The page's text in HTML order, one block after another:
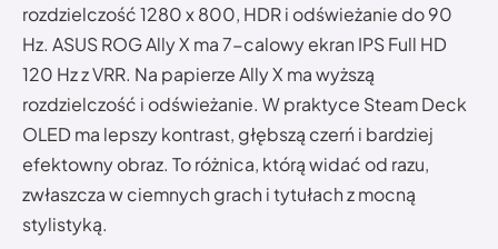
rozdzielczość 1280 x 800, HDR i odświeżanie do 90
Hz. ASUS ROG Ally X ma 7-calowy ekran IPS Full HD
120 Hz z VRR. Na papierze Ally X ma wyższą
rozdzielczość i odświeżanie. W praktyce Steam Deck
OLED ma lepszy kontrast, głębszą czerń i bardziej
efektowny obraz. To różnica, którą widać od razu,
zwłaszcza w ciemnych grach i tytułach z mocną
stylistyką.